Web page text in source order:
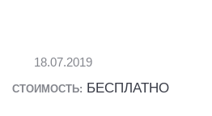
18.07.2019
СТОИМОСТЬ: БЕСПЛАТНО